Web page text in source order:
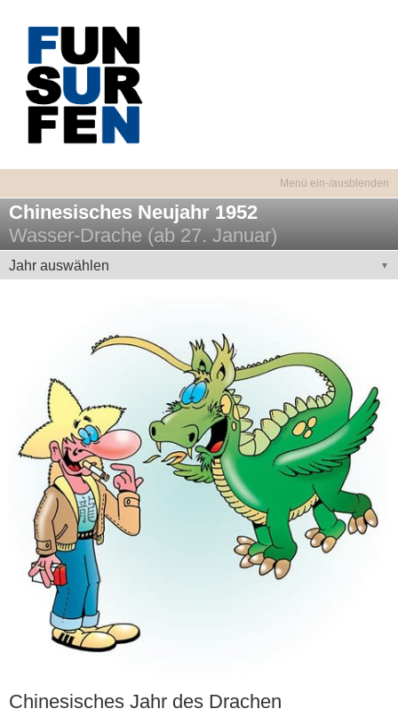
Chinesisches Neujahr 1952
Wasser-Drache (ab 27. Januar)
Jahr auswählen
Chinesisches Jahr des Drachen